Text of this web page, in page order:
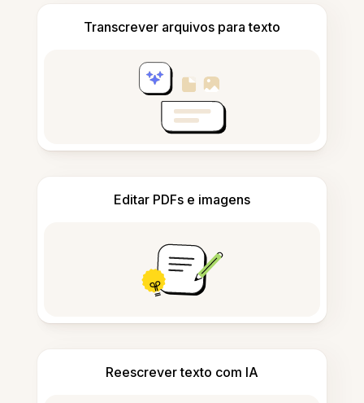
Transcrever arquivos para texto
Editar PDFs e imagens
Reescrever texto com IA